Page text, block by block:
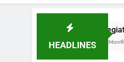
HEADLINES
kegiatan
3 Months Ago